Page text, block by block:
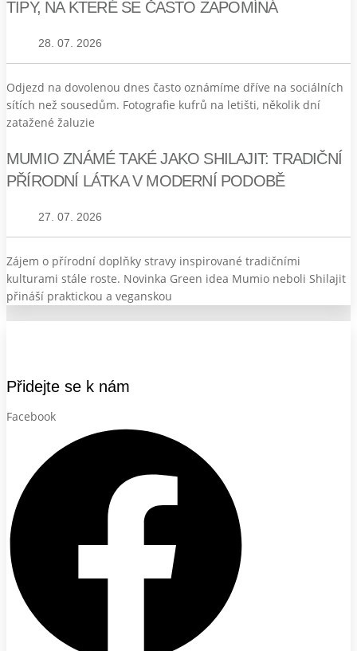
TIPY, NA KTERÉ SE ČASTO ZAPOMÍNÁ
28. 07. 2026
Odjezd na dovolenou dnes často oznámíme dříve na sociálních
sítích než sousedům. Fotografie kufrů na letišti, několik dní
zatažené žaluzie
MUMIO ZNÁMÉ TAKÉ JAKO SHILAJIT: TRADIČNÍ
PŘÍRODNÍ LÁTKA V MODERNÍ PODOBĚ
27. 07. 2026
Zájem o přírodní doplňky stravy inspirované tradičními
kulturami stále roste. Novinka Green idea Mumio neboli Shilajit
přináší praktickou a veganskou
Přidejte se k nám
Facebook